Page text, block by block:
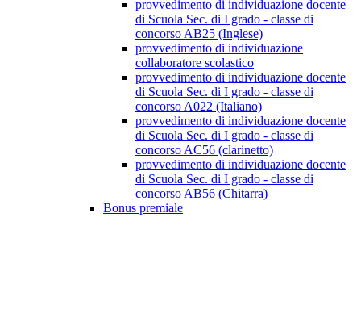
provvedimento di individuazione docente
di Scuola Sec. di I grado - classe di
concorso AB25 (Inglese)
provvedimento di individuazione
collaboratore scolastico
provvedimento di individuazione docente
di Scuola Sec. di I grado - classe di
concorso A022 (Italiano)
provvedimento di individuazione docente
di Scuola Sec. di I grado - classe di
concorso AC56 (clarinetto)
provvedimento di individuazione docente
di Scuola Sec. di I grado - classe di
concorso AB56 (Chitarra)
Bonus premiale